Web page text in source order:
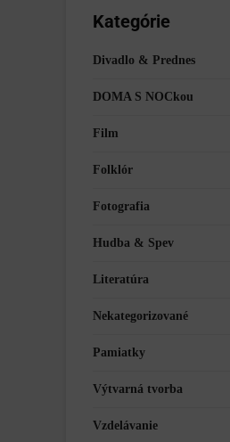
Kategórie
Divadlo & Prednes
DOMA S NOCkou
Film
Folklór
Fotografia
Hudba & Spev
Literatúra
Nekategorizované
Pamiatky
Výtvarná tvorba
Vzdelávanie